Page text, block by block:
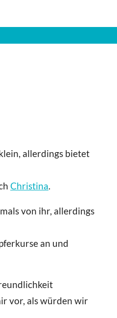
allerdings bietet
Christina.
von ihr, allerdings
an und
vor, als würden wir